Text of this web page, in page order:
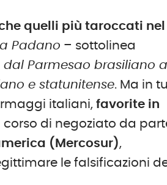
quelli più taroccati nel
Padano – sottolinea
Parmesao brasiliano
e statunitense. Ma in
italiani,favorite in
corso di negoziato da
(Mercosur),
le falsificazioni